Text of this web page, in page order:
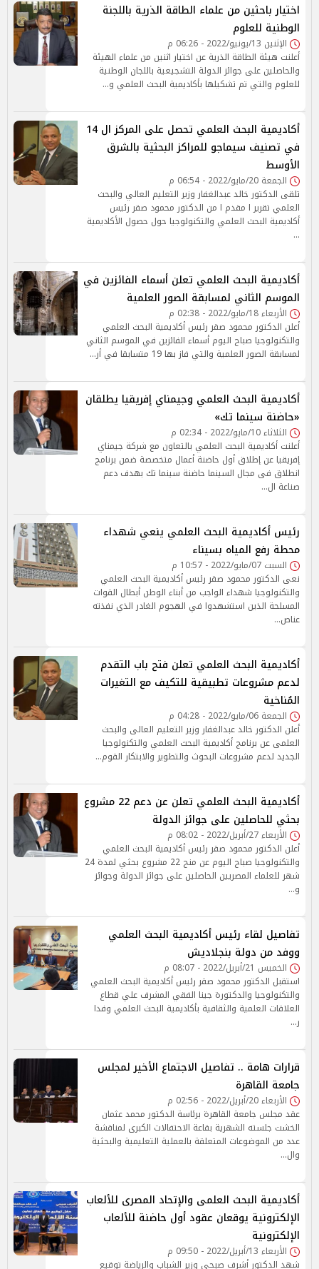
اختيار باحثين من علماء الطاقة الذرية باللجنة
الوطنية للعلوم
الإثنين 13/يونيو/2022 - 06:26 م
أعلنت هيئة الطاقة الذرية عن اختيار اثنين من علماء الهيئة
والحاصلين على جوائز الدولة التشجيعية باللجان الوطنية
للعلوم والتي تم تشكيلها بأكاديمية البحث العلمي و…
أكاديمية البحث العلمي تحصل على المركز ال 14
في تصنيف سيماجو للمراكز البحثية بالشرق
الأوسط
الجمعة 20/مايو/2022 - 06:54 م
تلقى الدكتور خالد عبدالغفار وزير التعليم العالي والبحث
العلمي تقرير ا مقدم ا من الدكتور محمود صقر رئيس
أكاديمية البحث العلمي والتكنولوجيا حول حصول الأكاديمية
…
أكاديمية البحث العلمي تعلن أسماء الفائزين في
الموسم الثاني لمسابقة الصور العلمية
الأربعاء 18/مايو/2022 - 02:38 م
أعلن الدكتور محمود صقر رئيس أكاديمية البحث العلمي
والتكنولوجيا صباح اليوم أسماء الفائزين في الموسم الثاني
لمسابقة الصور العلمية والتي فاز بها 19 متسابقا في أر…
أكاديمية البحث العلمي وجيمناي إفريقيا يطلقان
«حاضنة سينما تك»
الثلاثاء 10/مايو/2022 - 02:34 م
أعلنت أكاديمية البحث العلمي بالتعاون مع شركة جيمناي
إفريقيا عن إطلاق أول حاضنة أعمال متخصصة ضمن برنامج
انطلاق فى مجال السينما حاضنة سينما تك بهدف دعم
صناعة ال…
رئيس أكاديمية البحث العلمي ينعي شهداء
محطة رفع المياه بسيناء
السبت 07/مايو/2022 - 10:57 م
نعى الدكتور محمود صقر رئيس أكاديمية البحث العلمي
والتكنولوجيا شهداء الواجب من أبناء الوطن أبطال القوات
المسلحة الذين استشهدوا في الهجوم الغادر الذي نفذته
عناص…
أكاديمية البحث العلمي تعلن فتح باب التقدم
لدعم مشروعات تطبيقية للتكيف مع التغيرات
المُناخية
الجمعة 06/مايو/2022 - 04:28 م
أعلن الدكتور خالد عبدالغفار وزير التعليم العالى والبحث
العلمى عن برنامج أكاديمية البحث العلمي والتكنولوجيا
الجديد لدعم مشروعات البحوث والتطوير والابتكار القوم…
أكاديمية البحث العلمي تعلن عن دعم 22 مشروع
بحثي للحاصلين على جوائز الدولة
الأربعاء 27/أبريل/2022 - 08:02 م
أعلن الدكتور محمود صقر رئيس أكاديمية البحث العلمي
والتكنولوجيا صباح اليوم عن منح 22 مشروع بحثي لمدة 24
شهر للعلماء المصريين الحاصلين على جوائز الدولة وجوائز
و…
تفاصيل لقاء رئيس أكاديمية البحث العلمي
ووفد من دولة بنجلاديش
الخميس 21/أبريل/2022 - 08:07 م
استقبل الدكتور محمود صقر رئيس أكاديمية البحث العلمي
والتكنولوجيا والدكتورة جينا الفقي المشرف علي قطاع
العلاقات العلمية والثقافية بأكاديمية البحث العلمي وفدا
ر…
قرارات هامة .. تفاصيل الاجتماع الأخير لمجلس
جامعة القاهرة
الأربعاء 20/أبريل/2022 - 02:56 م
عقد مجلس جامعة القاهرة برئاسة الدكتور محمد عثمان
الخشت جلسته الشهرية بقاعة الاحتفالات الكبرى لمناقشة
عدد من الموضوعات المتعلقة بالعملية التعليمية والبحثية
وال…
أكاديمية البحث العلمى والإتحاد المصرى للألعاب
الإلكترونية يوقعان عقود أول حاضنة للألعاب
الإلكترونية
الأربعاء 13/أبريل/2022 - 09:50 م
شهد الدكتور أشرف صبحى وزير الشباب والرياضة توقيع